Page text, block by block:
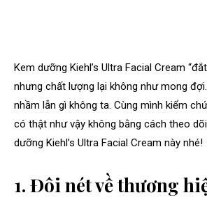
Kem dưỡng Kiehl’s Ultra Facial Cream
nhưng chất lượng lại không như mong
nhầm lẫn gì không ta. Cùng mình kiểm
có thật như vậy không bằng cách theo
dưỡng Kiehl’s Ultra Facial Cream này nhé!
1. Đôi nét về thương